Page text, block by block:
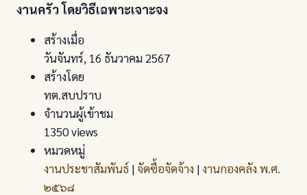
งานครัว โดยวิธีเฉพาะเจาะจง
สร้างเมื่อ
วันจันทร์, 16 ธันวาคม 2567
สร้างโดย
ทต.สบปราบ
จำนวนผู้เข้าชม
1350 views
หมวดหมู่
งานประชาสัมพันธ์ | จัดซื้อจัดจ้าง |งานกองคลัง พ.ศ.
๒๕๖๘